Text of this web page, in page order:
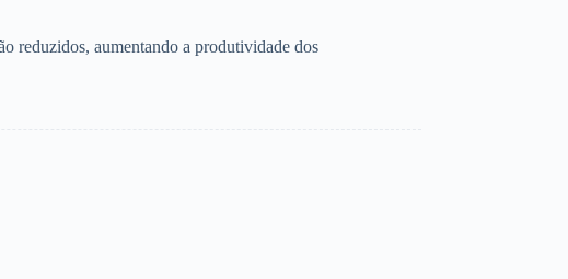
reduzidos, aumentando a produtividade dos